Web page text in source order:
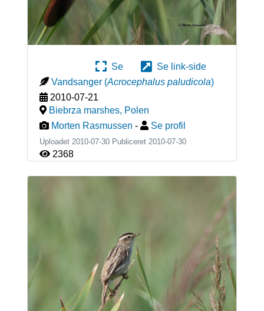
Se
Se link-side
Vandsanger (Acrocephalus paludicola)
2010-07-21
Biebrza marshes, Polen
Morten Rasmussen - Se profil
Uploadet 2010-07-30 Publiceret 2010-07-30
2368